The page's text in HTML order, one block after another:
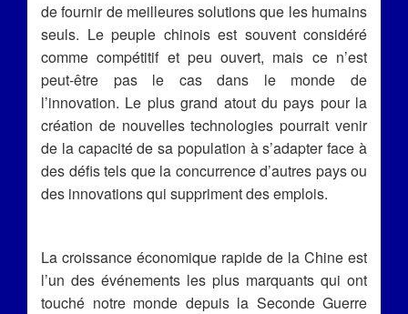
de fournir de meilleures solutions que les humains
seuls. Le peuple chinois est souvent considéré
comme compétitif et peu ouvert, mais ce n’est
peut-être pas le cas dans le monde de
l’innovation. Le plus grand atout du pays pour la
création de nouvelles technologies pourrait venir
de la capacité de sa population à s’adapter face à
des défis tels que la concurrence d’autres pays ou
des innovations qui suppriment des emplois.
La croissance économique rapide de la Chine est
l’un des événements les plus marquants qui ont
touché notre monde depuis la Seconde Guerre